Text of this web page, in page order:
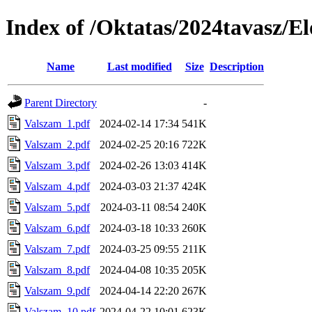
Index of /Oktatas/2024tavasz/
Name Last modified Size Description
Parent Directory
-
Valszam_1.pdf
2024-02-14 17:34 541K
Valszam_2.pdf
2024-02-25 20:16 722K
Valszam_3.pdf
2024-02-26 13:03 414K
Valszam_4.pdf
2024-03-03 21:37 424K
Valszam_5.pdf
2024-03-11 08:54 240K
Valszam_6.pdf
2024-03-18 10:33 260K
Valszam_7.pdf
2024-03-25 09:55 211K
Valszam_8.pdf
2024-04-08 10:35 205K
Valszam_9.pdf
2024-04-14 22:20 267K